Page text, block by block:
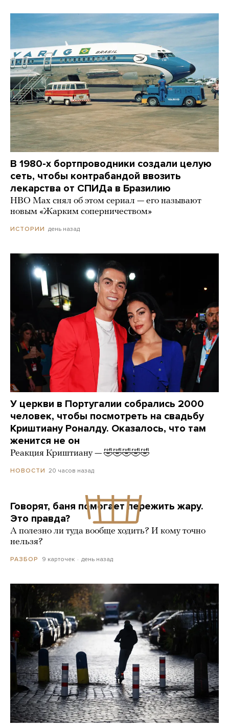
В 1980-х бортпроводники создали целую
сеть, чтобы контрабандой ввозить
лекарства от СПИДа в Бразилию
HBO Max снял об этом сериал — его называют
новым «Жарким соперничеством»
ИСТОРИИ день назад
У церкви в Португалии собрались 2000
человек, чтобы посмотреть на свадьбу
Криштиану Роналду. Оказалось, что там
женится не он
Реакция Криштиану — 🤣🤣🤣🤣🤣
НОВОСТИ 20 часов назад
Говорят, баня помогает пережить жару.
Это правда?
А полезно ли туда вообще ходить? И кому точно
нельзя?
РАЗБОР 9 карточек день назад